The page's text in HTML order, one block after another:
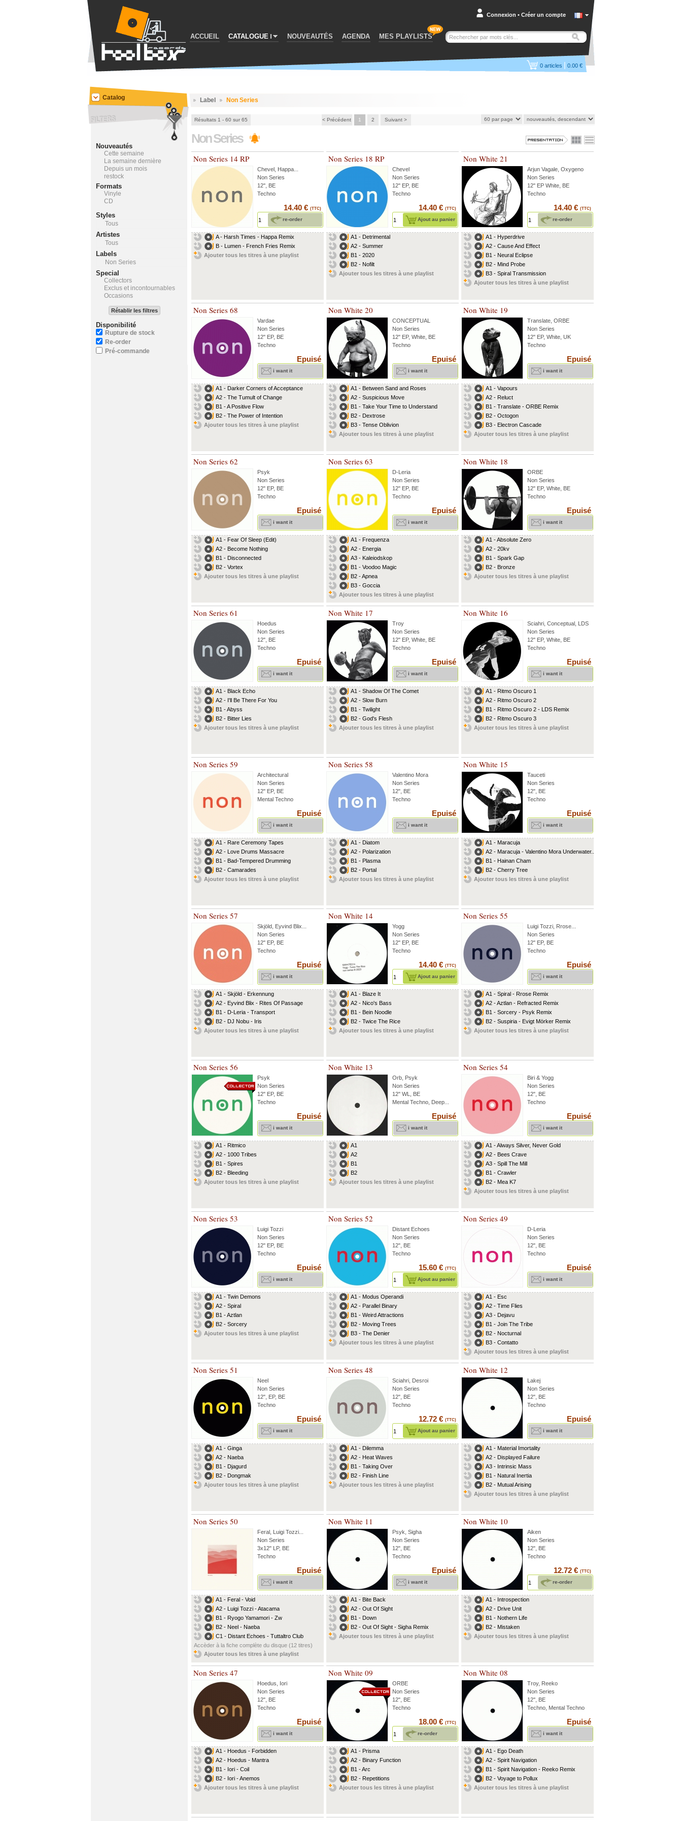
ACCUEIL CATALOGUE NOUVEAUTÉS AGENDA MES PLAYLISTS
Connexion • Créer un compte
0 articles | 0.00 €
Label Non Series
Résultats 1 - 60 sur 65 < Précédent 1 2 Suivant >
Non Series
Non Series 14 RP
Chevel Happa
Non Series
12'', BE
Techno
14.40 € (TTC)
re-order
A - Harsh Times - Happa Remix
B - Lumen - French Fries Remix
Ajouter tous les titres à une playlist
Non Series 18 RP
Chevel
Non Series
12" EP, BE
Techno
14.40 € (TTC)
Ajout au panier
A1 - Detrimental
A2 - Summer
B1 - 2020
B2 - Nofilt
Ajouter tous les titres à une playlist
Non White 21
Arjun Vagale Oxygeno
Non Series
12" EP White, BE
Techno
14.40 € (TTC)
re-order
A1 - Hyperdrive
A2 - Cause And Effect
B1 - Neural Eclipse
B2 - Mind Probe
B3 - Spiral Transmission
Ajouter tous les titres à une playlist
Non Series 68
Vardae
Non Series
12" EP, BE
Techno
Epuisé
i want it
A1 - Darker Corners of Acceptance
A2 - The Tumult of Change
B1 - A Positive Flow
B2 - The Power of Intention
Ajouter tous les titres à une playlist
Non White 20
CONCEPTUAL
Non Series
12" EP, White, BE
Techno
Epuisé
i want it
A1 - Between Sand and Roses
A2 - Suspicious Move
B1 - Take Your Time to Understand
B2 - Dextrose
B3 - Tense Oblivion
Ajouter tous les titres à une playlist
Non White 19
Translate ORBE
Non Series
12" EP, White, UK
Techno
Epuisé
i want it
A1 - Vapours
A2 - Reluct
B1 - Translate - ORBE Remix
B2 - Octogon
B3 - Electron Cascade
Ajouter tous les titres à une playlist
Non Series 62
Psyk
Non Series
12" EP, BE
Techno
Epuisé
i want it
A1 - Fear Of Sleep (Edit)
A2 - Become Nothing
B1 - Disconnected
B2 - Vortex
Ajouter tous les titres à une playlist
Non Series 63
D-Leria
Non Series
12" EP, BE
Techno
Epuisé
i want it
A1 - Frequenza
A2 - Energia
A3 - Kaleiodskop
B1 - Voodoo Magic
B2 - Apnea
B3 - Goccia
Ajouter tous les titres à une playlist
Non White 18
ORBE
Non Series
12" EP, White, BE
Techno
Epuisé
i want it
A1 - Absolute Zero
A2 - 20kv
B1 - Spark Gap
B2 - Bronze
Ajouter tous les titres à une playlist
Non Series 61
Hoedus
Non Series
12", BE
Techno
Epuisé
i want it
A1 - Black Echo
A2 - I'll Be There For You
B1 - Abyss
B2 - Bitter Lies
Ajouter tous les titres à une playlist
Non White 17
Troy
Non Series
12" EP, White, BE
Techno
Epuisé
i want it
A1 - Shadow Of The Comet
A2 - Slow Burn
B1 - Twilight
B2 - God's Flesh
Ajouter tous les titres à une playlist
Non White 16
Sciahri Conceptual LDS
Non Series
12" EP, White, BE
Techno
Epuisé
i want it
A1 - Ritmo Oscuro 1
A2 - Ritmo Oscuro 2
B1 - Ritmo Oscuro 2 - LDS Remix
B2 - Ritmo Oscuro 3
Ajouter tous les titres à une playlist
Non Series 59
Architectural
Non Series
12" EP, BE
Mental Techno
Epuisé
i want it
A1 - Rare Ceremony Tapes
A2 - Love Drums Massacre
B1 - Bad-Tempered Drumming
B2 - Camarades
Ajouter tous les titres à une playlist
Non Series 58
Valentino Mora
Non Series
12", BE
Techno
Epuisé
i want it
A1 - Diatom
A2 - Polarization
B1 - Plasma
B2 - Portal
Ajouter tous les titres à une playlist
Non White 15
Tauceti
Non Series
12", BE
Techno
Epuisé
i want it
A1 - Maracuja
A2 - Maracuja - Valentino Mora Underwater...
B1 - Hainan Cham
B2 - Cherry Tree
Ajouter tous les titres à une playlist
Non Series 57
Skjöld Eyvind Blix
Non Series
12" EP, BE
Techno
Epuisé
i want it
A1 - Skjöld - Erkennung
A2 - Eyvind Blix - Rites Of Passage
B1 - D-Leria - Transport
B2 - DJ Nobu - Iris
Ajouter tous les titres à une playlist
Non White 14
Yogg
Non Series
12" EP, BE
Techno
14.40 € (TTC)
Ajout au panier
A1 - Blaze It
A2 - Nico's Bass
B1 - Bein Noodle
B2 - Twice The Rice
Ajouter tous les titres à une playlist
Non Series 55
Luigi Tozzi Rrose
Non Series
12" EP, BE
Techno
Epuisé
i want it
A1 - Spiral - Rrose Remix
A2 - Aztlan - Refracted Remix
B1 - Sorcery - Psyk Remix
B2 - Suspiria - Evigt Mörker Remix
Ajouter tous les titres à une playlist
Non Series 56
Psyk
Non Series
12" EP, BE
Techno
Epuisé
i want it
A1 - Ritmico
A2 - 1000 Tribes
B1 - Spires
B2 - Bleeding
Ajouter tous les titres à une playlist
Non White 13
Orb Psyk
Non Series
12'' WL, BE
Mental Techno, Deep...
Epuisé
i want it
A1
A2
B1
B2
Ajouter tous les titres à une playlist
Non Series 54
Biri & Yogg
Non Series
12", BE
Techno
Epuisé
i want it
A1 - Always Silver, Never Gold
A2 - Bees Crave
A3 - Spill The Mill
B1 - Crawler
B2 - Mea K7
Ajouter tous les titres à une playlist
Non Series 53
Luigi Tozzi
Non Series
12" EP, BE
Techno
Epuisé
i want it
A1 - Twin Demons
A2 - Spiral
B1 - Aztlan
B2 - Sorcery
Ajouter tous les titres à une playlist
Non Series 52
Distant Echoes
Non Series
12", BE
Techno
15.60 € (TTC)
Ajout au panier
A1 - Modus Operandi
A2 - Parallel Binary
B1 - Weird Attractions
B2 - Moving Trees
B3 - The Denier
Ajouter tous les titres à une playlist
Non Series 49
D-Leria
Non Series
12", BE
Techno
Epuisé
i want it
A1 - Esc
A2 - Time Flies
A3 - Dejavu
B1 - Join The Tribe
B2 - Nocturnal
B3 - Contatto
Ajouter tous les titres à une playlist
Non Series 51
Neel
Non Series
12", EP, BE
Techno
Epuisé
i want it
A1 - Ginga
A2 - Naeba
B1 - Djagurd
B2 - Dongmak
Ajouter tous les titres à une playlist
Non Series 48
Sciahri Desroi
Non Series
12", BE
Techno
12.72 € (TTC)
Ajout au panier
A1 - Dilemma
A2 - Heat Waves
B1 - Taking Over
B2 - Finish Line
Ajouter tous les titres à une playlist
Non White 12
Lakej
Non Series
12", BE
Techno
Epuisé
i want it
A1 - Material Imortality
A2 - Displayed Failure
A3 - Intrinsic Mass
B1 - Natural Inertia
B2 - Mutual Arising
Ajouter tous les titres à une playlist
Non Series 50
Feral Luigi Tozzi
Non Series
3x12" LP, BE
Techno
Epuisé
i want it
A1 - Feral - Void
A2 - Luigi Tozzi - Atacama
B1 - Ryogo Yamamori - Zw
B2 - Neel - Naeba
C1 - Distant Echoes - Tuttaltro Club
Accèder à la fiche complète du disque (12 titres)
Ajouter tous les titres à une playlist
Non White 11
Psyk Sigha
Non Series
12", BE
Techno
Epuisé
i want it
A1 - Bite Back
A2 - Out Of Sight
B1 - Down
B2 - Out Of Sight - Sigha Remix
Ajouter tous les titres à une playlist
Non White 10
Aiken
Non Series
12", BE
Techno
12.72 € (TTC)
re-order
A1 - Introspection
A2 - Drive Unit
B1 - Nothern Life
B2 - Mistaken
Ajouter tous les titres à une playlist
Non Series 47
Hoedus
Iori
Non Series
12", BE
Techno
Epuisé
i want it
A1 - Hoedus - Forbidden
A2 - Hoedus - Mantra
B1 - Iori - Coil
B2 - Iori - Anemos
Ajouter tous les titres à une playlist
Non White 09
ORBE
Non Series
12", BE
Techno
18.00 € (TTC)
re-order
A1 - Prisma
A2 - Binary Function
B1 - Arc
B2 - Repetitions
Ajouter tous les titres à une playlist
Non White 08
Troy, Reeko
Non Series
12'', BE
Techno, Mental Techno
Epuisé
i want it
A1 - Ego Death
A2 - Spirit Navigation
B1 - Spirit Navigation - Reeko Remix
B2 - Voyage to Pollux
Ajouter tous les titres à une playlist
Catalog
Nouveautés
Cette semaine
La semaine dernière
Depuis un mois
restock
Formats
Vinyle
CD
Styles
Tous
Artistes
Tous
Labels
Non Series
Special
Collectors
Exclus et incontournables
Occasions
Rétablir les filtres
Disponibilité
Rupture de stock
Re-order
Pré-commande